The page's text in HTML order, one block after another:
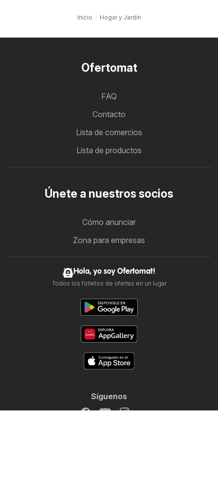
Inicio Hogar y Jardín
Ofertomat
FAQ
Contacto
Lista de comercios
Lista de productos
Únete a nuestros socios
Cómo anunciar
Zona para empresas
Hola, yo soy Ofertomat!
Todos los folletos de ofertas en un lugar
Síguenos